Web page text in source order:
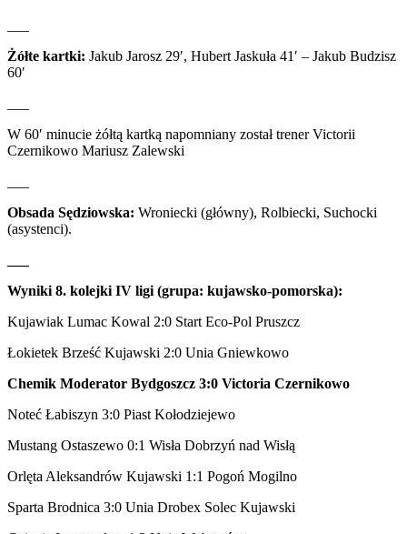
Żółte kartki: Jakub Jarosz 29′, Hubert Jaskuła 41′ – Jakub Budzisz
60′
W 60′ minucie żółtą kartką napomniany został trener Victorii
Czernikowo Mariusz Zalewski
Obsada Sędziowska: Wroniecki (główny), Rolbiecki, Suchocki
(asystenci).
Wyniki 8. kolejki IV ligi (grupa: kujawsko-pomorska):
Kujawiak Lumac Kowal 2:0 Start Eco-Pol Pruszcz
Łokietek Brześć Kujawski 2:0 Unia Gniewkowo
Chemik Moderator Bydgoszcz 3:0 Victoria Czernikowo
Noteć Łabiszyn 3:0 Piast Kołodziejewo
Mustang Ostaszewo 0:1 Wisła Dobrzyń nad Wisłą
Orlęta Aleksandrów Kujawski 1:1 Pogoń Mogilno
Sparta Brodnica 3:0 Unia Drobex Solec Kujawski